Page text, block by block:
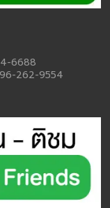
6688
262-9554